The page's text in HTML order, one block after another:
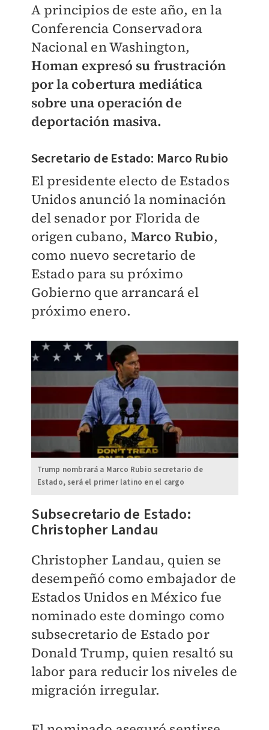
A principios de este año, en la
Conferencia Conservadora
Nacional en Washington,
Homan expresó su frustración
por la cobertura mediática
sobre una operación de
deportación masiva.
Secretario de Estado: Marco Rubio
El presidente electo de Estados
Unidos anunció la nominación
del senador por Florida de
origen cubano, Marco Rubio,
como nuevo secretario de
Estado para su próximo
Gobierno que arrancará el
próximo enero.
Trump nombrará a Marco Rubio secretario de
Estado, será el primer latino en el cargo
Subsecretario de Estado:
Christopher Landau
Christopher Landau, quien se
desempeñó como embajador de
Estados Unidos en México fue
nominado este domingo como
subsecretario de Estado por
Donald Trump, quien resaltó su
labor para reducir los niveles de
migración irregular.